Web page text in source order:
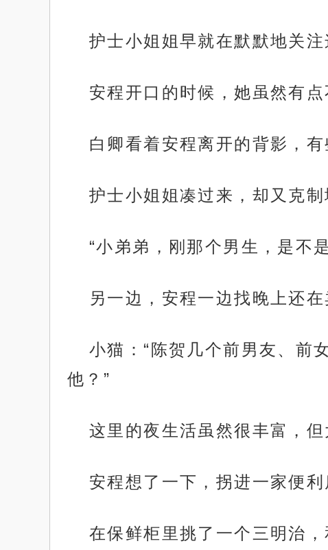
护士小姐姐早就在默默地关
安程开口的时候，她虽然有
白卿看着安程离开的背影，
护士小姐姐凑过来，却又克
“小弟弟，刚那个男生，是不
另一边，安程一边找晚上还
小猫：“陈贺几个前男友、前
他？”
这里的夜生活虽然很丰富，
安程想了一下，拐进一家便利
在保鲜柜里挑了一个三明治